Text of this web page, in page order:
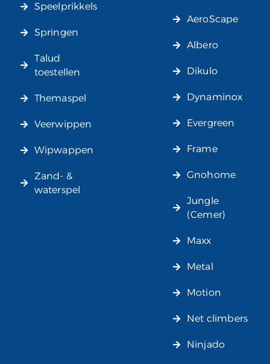
Speelprikkels
Springen
Talud
toestellen
Themaspel
Veerwippen
Wipwappen
Zand- &
waterspel
AeroScape
Albero
Dikulo
Dynaminox
Evergreen
Frame
Gnohome
Jungle
(Cemer)
Maxx
Metal
Motion
Net climbers
Ninjado